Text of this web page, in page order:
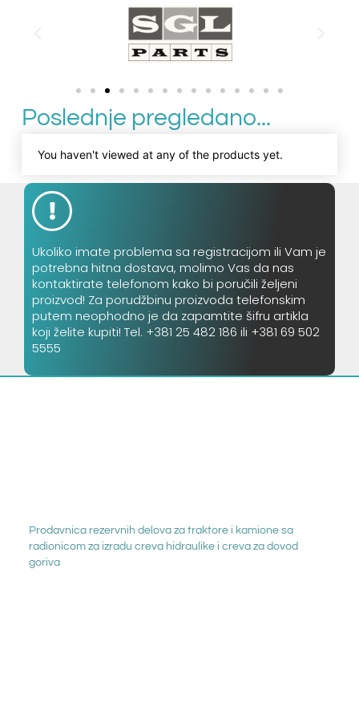
Poslednje pregledano...
You haven't viewed at any of the products yet.
Ukoliko imate problema sa registracijom ili Vam je
potrebna hitna dostava, molimo Vas da nas
kontaktirate telefonom kako bi poručili željeni
proizvod! Za porudžbinu proizvoda telefonskim
putem neophodno je da zapamtite šifru artikla
koji želite kupiti! Tel. +381 25 482 186 ili +381 69 502
5555
Prodavnica rezervnih delova za traktore i kamione sa
radionicom za izradu creva hidraulike i creva za dovod
goriva